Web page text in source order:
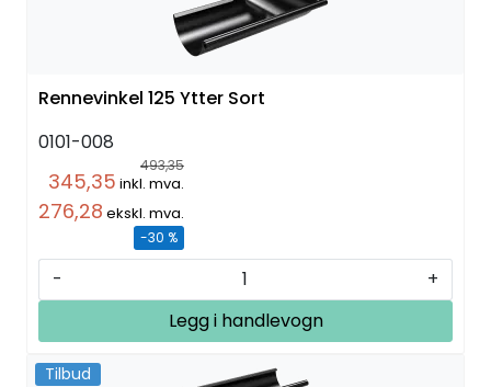
Rennevinkel 125 Ytter Sort
0101-008
493,35
345,35 inkl. mva.
276,28 ekskl. mva.
-30 %
-
+
Legg i handlevogn
Tilbud